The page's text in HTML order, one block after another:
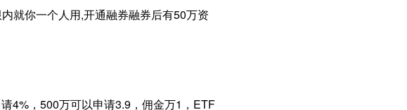
就你一个人用,开通融券融券后有50万资
4%，500万可以申请3.9，佣金万1，ETF